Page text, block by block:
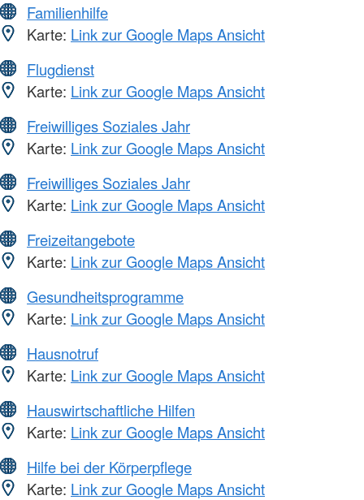
Familienhilfe
Karte: Link zur Google Maps Ansicht
Flugdienst
Karte: Link zur Google Maps Ansicht
Freiwilliges Soziales Jahr
Karte: Link zur Google Maps Ansicht
Freiwilliges Soziales Jahr
Karte: Link zur Google Maps Ansicht
Freizeitangebote
Karte: Link zur Google Maps Ansicht
Gesundheitsprogramme
Karte: Link zur Google Maps Ansicht
Hausnotruf
Karte: Link zur Google Maps Ansicht
Hauswirtschaftliche Hilfen
Karte: Link zur Google Maps Ansicht
Hilfe bei der Körperpflege
Karte: Link zur Google Maps Ansicht